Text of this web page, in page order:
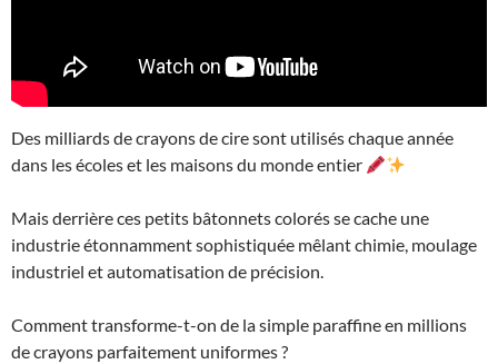
Des milliards de crayons de cire sont utilisés chaque année
dans les écoles et les maisons du monde entier
Mais derrière ces petits bâtonnets colorés se cache une
industrie étonnamment sophistiquée mêlant chimie, moulage
industriel et automatisation de précision.
Comment transforme-t-on de la simple paraffine en millions
de crayons parfaitement uniformes ?